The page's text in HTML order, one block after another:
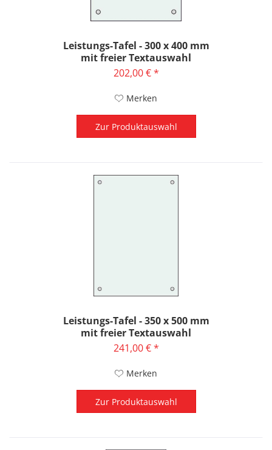
Leistungs-Tafel - 300 x 400 mm
mit freier Textauswahl
202,00 € *
Merken
Zur Produktauswahl
Leistungs-Tafel - 350 x 500 mm
mit freier Textauswahl
241,00 € *
Merken
Zur Produktauswahl